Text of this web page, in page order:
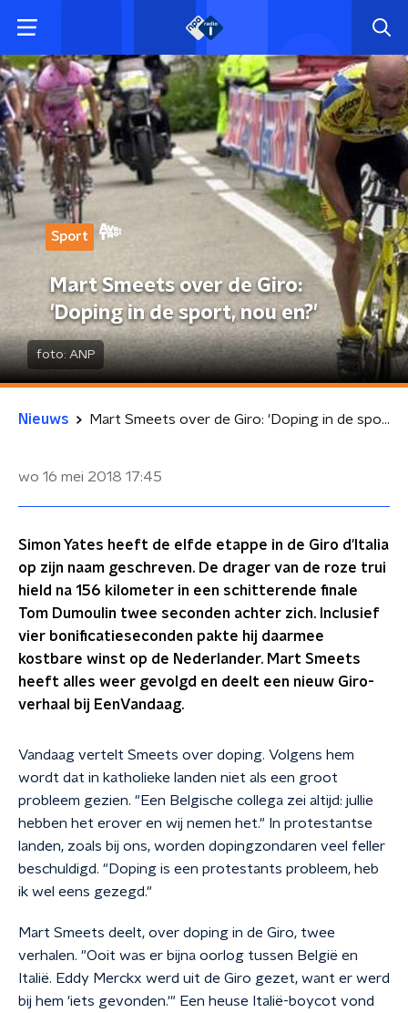
Sport
Mart Smeets over de Giro:
'Doping in de sport, nou en?'
foto: ANP
Nieuws Mart Smeets over de Giro: 'Doping in de sport, nou en?'
wo 16 mei 2018 17:45
Simon Yates heeft de elfde etappe in de Giro d'Italia
op zijn naam geschreven. De drager van de roze trui
hield na 156 kilometer in een schitterende finale
Tom Dumoulin twee seconden achter zich. Inclusief
vier bonificatieseconden pakte hij daarmee
kostbare winst op de Nederlander. Mart Smeets
heeft alles weer gevolgd en deelt een nieuw Giro-
verhaal bij EenVandaag.
Vandaag vertelt Smeets over doping. Volgens hem
wordt dat in katholieke landen niet als een groot
probleem gezien. "Een Belgische collega zei altijd: jullie
hebben het erover en wij nemen het." In protestantse
landen, zoals bij ons, worden dopingzondaren veel feller
beschuldigd. "Doping is een protestants probleem, heb
ik wel eens gezegd."
Mart Smeets deelt, over doping in de Giro, twee
verhalen. "Ooit was er bijna oorlog tussen België en
Italië. Eddy Merckx werd uit de Giro gezet, want er werd
bij hem 'iets gevonden.'" Een heuse Italië-boycot vond